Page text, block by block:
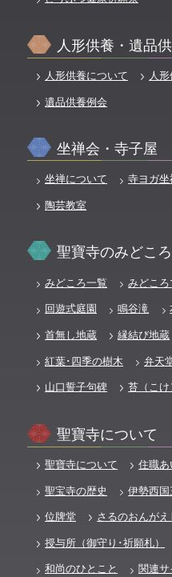
人形供養・遺品
人形供養について 人
遺品供養例会
坐禅会・寺子屋
坐禅について 寺ヨガ坐
陶芸教室
聖寶寺のみどころ
みどころ一覧 みどこ
回遊式庭園
鳴谷滝
首無し地蔵
縁結び地蔵
紅葉･四季の樹木
弁天
山口誓子句碑
苔（こけ
聖寶寺について
聖寶寺について 住職
聖宝寺の歴史
伊勢西
位牌堂
さるのおんがえ
授与所（御守り･祈願札）
和尚のひとこと
関連